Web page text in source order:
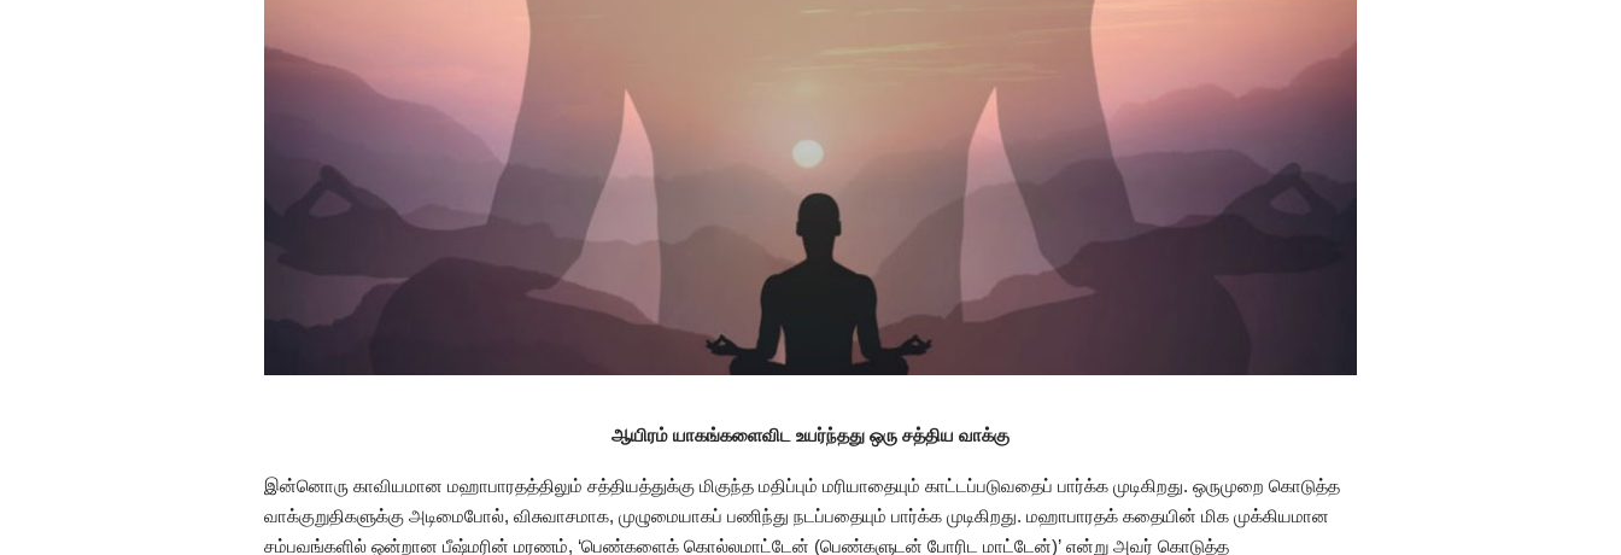
ஆயிரம் யாகங்களைவிட உயர்ந்தது ஒரு சத்திய வாக்கு
இன்னொரு காவியமான மஹாபாரதத்திலும் சத்தியத்துக்கு மிகுந்த மதிப்பும் மரியாதையும் காட்டப்படுவதைப் பார்க்க முடிகிறது. ஒருமுறை கொடுத்த
வாக்குறுதிகளுக்கு அடிமைபோல், விசுவாசமாக, முழுமையாகப் பணிந்து நடப்பதையும் பார்க்க முடிகிறது. மஹாபாரதக் கதையின் மிக முக்கியமான
சம்பவங்களில் ஒன்றான பீஷ்மரின் மரணம், ‘பெண்களைக் கொல்லமாட்டேன் (பெண்களுடன் போரிட மாட்டேன்)’ என்று அவர் கொடுத்த